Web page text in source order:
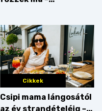
Cikkek
Csipi mama lángosától
az év strandételéig –